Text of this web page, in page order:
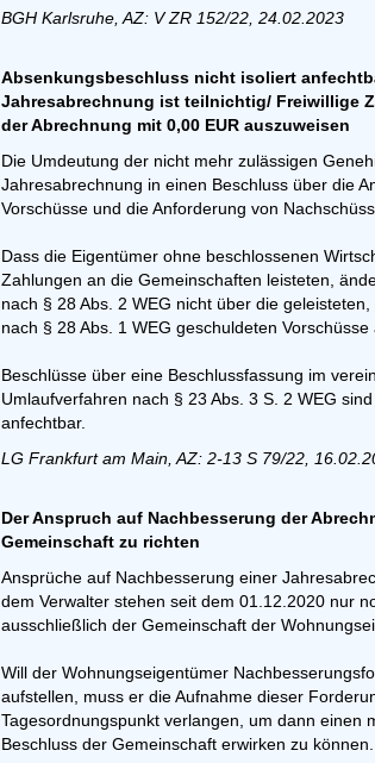
BGH Karlsruhe, AZ: V ZR 152/22, 24.02.2023
Absenkungsbeschluss nicht isoliert
Jahresabrechnung ist teilnichtig/ Freiwillige
der Abrechnung mit 0,00 EUR auszuweisen
Die Umdeutung der nicht mehr zulässigen
Jahresabrechnung in einen Beschluss über die
Vorschüsse und die Anforderung von
Dass die Eigentümer ohne beschlossenen
Zahlungen an die Gemeinschaften leisteten,
nach § 28 Abs. 2 WEG nicht über die
nach § 28 Abs. 1 WEG geschuldeten Vorschüsse
Beschlüsse über eine Beschlussfassung im
Umlaufverfahren nach § 23 Abs. 3 S. 2 WEG
anfechtbar.
LG Frankfurt am Main, AZ: 2-13 S 79/22,
Der Anspruch auf Nachbesserung der
Gemeinschaft zu richten
Ansprüche auf Nachbesserung einer
dem Verwalter stehen seit dem 01.12.2020 nur
ausschließlich der Gemeinschaft der
Will der Wohnungseigentümer
aufstellen, muss er die Aufnahme dieser
Tagesordnungspunkt verlangen, um dann einen
Beschluss der Gemeinschaft erwirken zu können.